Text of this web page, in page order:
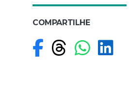
COMPARTILHE